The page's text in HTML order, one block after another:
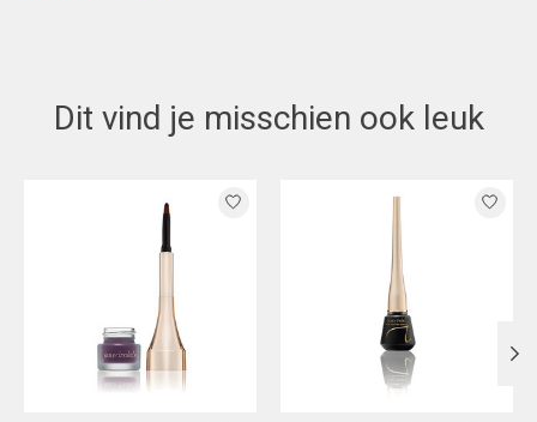
Dit vind je misschien ook leuk
Items van productcarrousel